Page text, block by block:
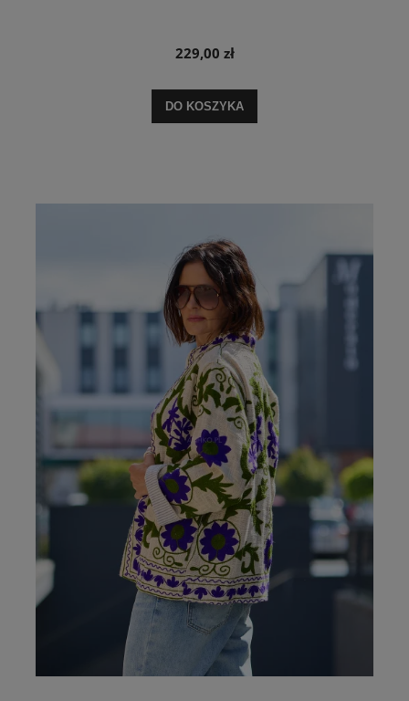
229,00 zł
DO KOSZYKA